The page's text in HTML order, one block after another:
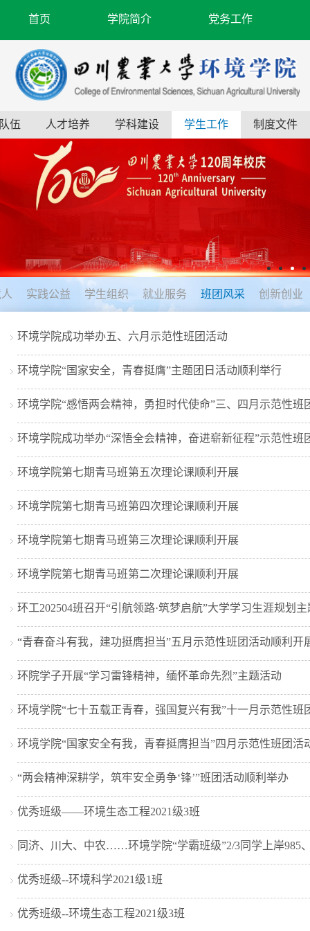
首页 学院简介 党务工作
伍 人才培养 学科建设 学生工作 制度文件
实践公益 学生组织 就业服务 班团风采 创新创业
环境学院成功举办五、六月示范性班团活动
环境学院“国家安全，青春挺膺”主题团日活动顺利举行
环境学院“感悟两会精神，勇担时代使命”三、四月示范性班
环境学院成功举办“深悟全会精神，奋进崭新征程”示范性班
环境学院第七期青马班第五次理论课顺利开展
环境学院第七期青马班第四次理论课顺利开展
环境学院第七期青马班第三次理论课顺利开展
环境学院第七期青马班第二次理论课顺利开展
环工202504班召开“引航领路·筑梦启航”大学学习生涯规划
“青春奋斗有我，建功挺膺担当”五月示范性班团活动顺利开
环院学子开展“学习雷锋精神，缅怀革命先烈”主题活动
环境学院“七十五载正青春，强国复兴有我”十一月示范性班
环境学院“国家安全有我，青春挺膺担当”四月示范性班团活
“两会精神深耕学，筑牢安全勇争‘锋’”班团活动顺利举办
优秀班级——环境生态工程2021级3班
同济、川大、中农……环境学院“学霸班级”2/3同学上岸985
优秀班级--环境科学2021级1班
优秀班级--环境生态工程2021级3班